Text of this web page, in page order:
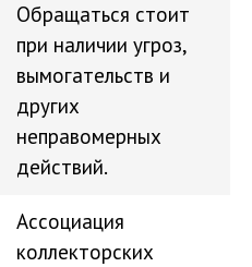
Обращаться стоит
при наличии угроз,
вымогательств и
других
неправомерных
действий.
Ассоциация
коллекторских